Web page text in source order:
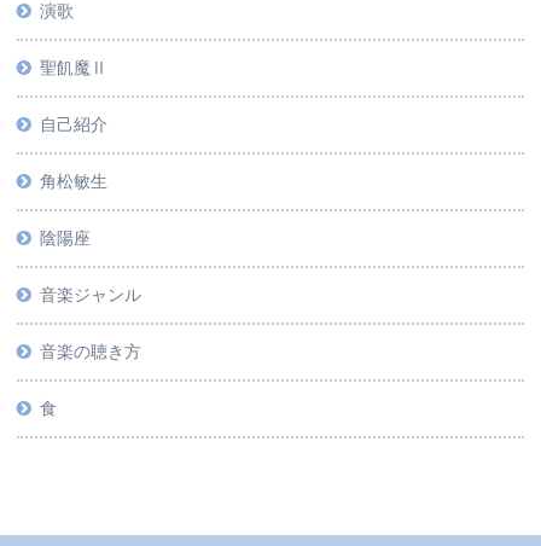
演歌
聖飢魔Ⅱ
自己紹介
角松敏生
陰陽座
音楽ジャンル
音楽の聴き方
食